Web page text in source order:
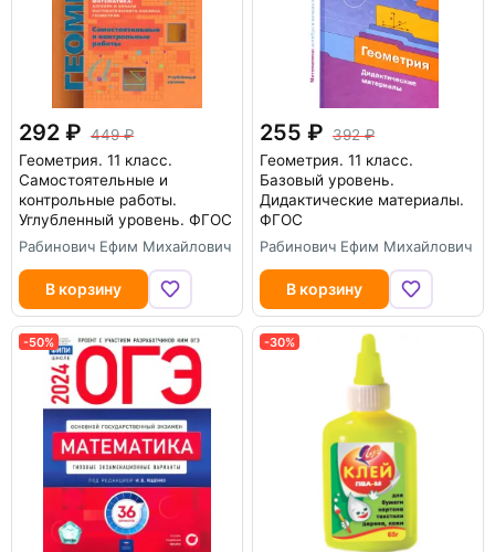
292
449
Геометрия. 11 класс.
Самостоятельные и
контрольные работы.
Углубленный уровень. ФГОС
Рабинович Ефим Михайлович
В корзину
255
392
Геометрия. 11 класс.
Базовый уровень.
Дидактические материалы.
ФГОС
Рабинович Ефим Михайлович
В корзину
-50%
-50% -30%